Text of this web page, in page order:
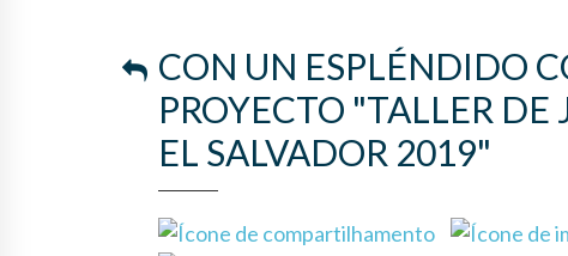
CON UN ESPLÉNDIDO
PROYECTO "TALLER
EL SALVADOR 2019"